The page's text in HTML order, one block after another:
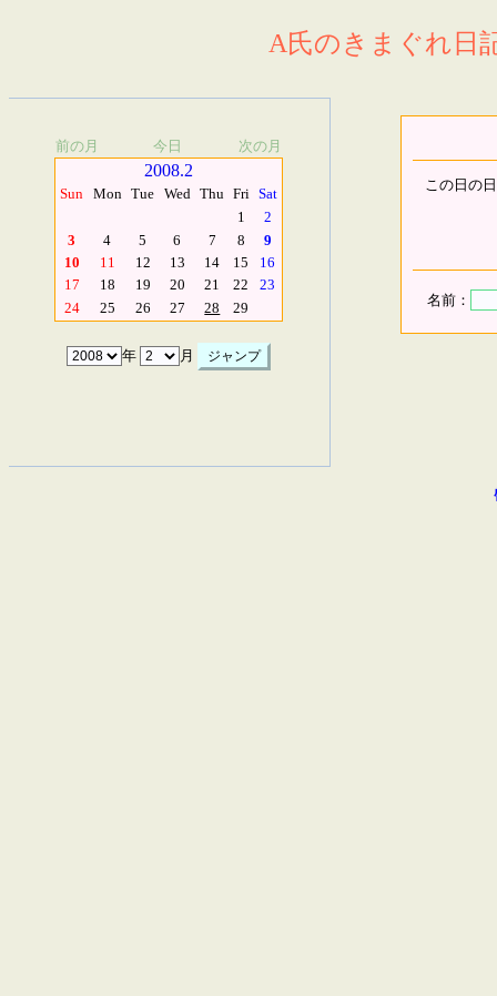
A氏のきまぐれ日
前の月 今日 次の月
2008.2
Sun Mon Tue Wed Thu Fri Sat
1
2
3
4 5 6 7 8
9
10
11 12 13 14 15
16
17
18 19 20 21 22
23
24
25 26 27 28 29
年 月
この日の
名前：